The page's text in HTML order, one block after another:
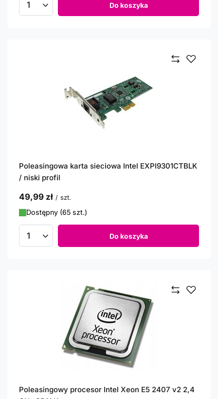
Ilość produktów Do koszyka
Poleasingowa karta sieciowa Intel EXPI9301CTBLK
/ niski profil
49,99 zł / szt.
Dostępny (65 szt.)
Ilość produktów Do koszyka
Poleasingowy procesor Intel Xeon E5 2407 v2 2,4